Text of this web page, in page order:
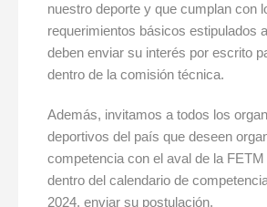
nuestro deporte y que cumplan con
requerimientos básicos estipulados
deben enviar su interés por escrito
dentro de la comisión técnica.
Además, invitamos a todos los
deportivos del país que deseen
competencia con el aval de la
dentro del calendario de
2024, enviar su postulación.